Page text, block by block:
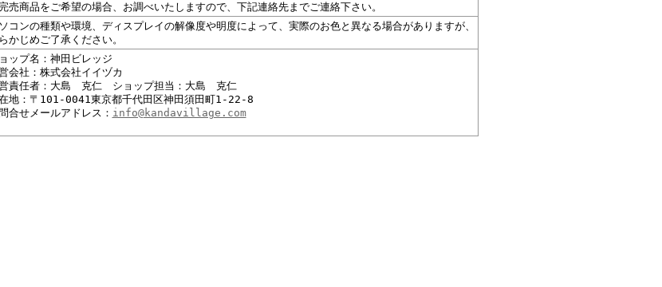
完売商品をご希望の場合、お調べいたしますので、下記連絡先までご連絡下さい。
コンの種類や環境、ディスプレイの解像度や明度によって、実際のお色と異なる場合がありますが、
かじめご了承ください。
ップ名：神田ビレッジ
会社：株式会社イイヅカ
責任者：大島 克仁 ショップ担当：大島 克仁
地：〒101-0041東京都千代田区神田須田町1-22-8
合せメールアドレス： info@kandavillage.com